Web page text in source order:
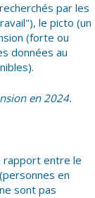
par les
le picto (un
(forte ou
données au
en 2024.
rapport entre le
en
sont pas